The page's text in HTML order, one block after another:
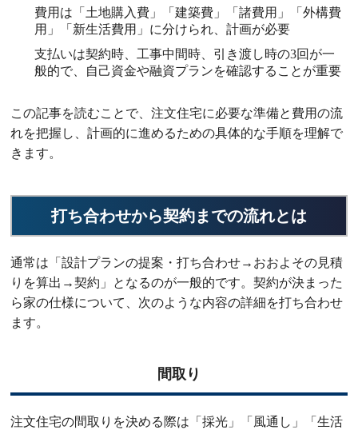
費用は「土地購入費」「建築費」「諸費用」「外構費
用」「新生活費用」に分けられ、計画が必要
支払いは契約時、工事中間時、引き渡し時の3回が一
般的で、自己資金や融資プランを確認することが重要
この記事を読むことで、注文住宅に必要な準備と費用の流
れを把握し、計画的に進めるための具体的な手順を理解で
きます。
打ち合わせから契約までの流れとは
通常は「設計プランの提案・打ち合わせ→おおよその見積
りを算出→契約」となるのが一般的です。契約が決まった
ら家の仕様について、次のような内容の詳細を打ち合わせ
ます。
間取り
注文住宅の間取りを決める際は「採光」「風通し」「生活